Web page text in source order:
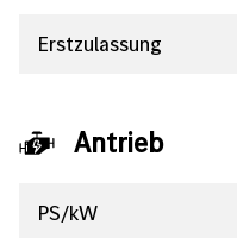
Erstzulassung
Antrieb
PS/kW